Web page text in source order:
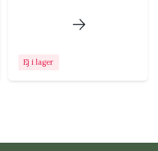
för rotskador.
kan bero på att jorden
Ej i lager